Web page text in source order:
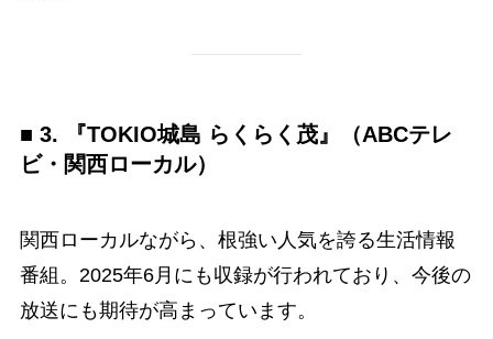
■ 3. 『TOKIO城島 らくらく茂』（ABCテレ
ビ・関西ローカル）
関西ローカルながら、根強い人気を誇る生活情報
番組。2025年6月にも収録が行われており、今後の
放送にも期待が高まっています。